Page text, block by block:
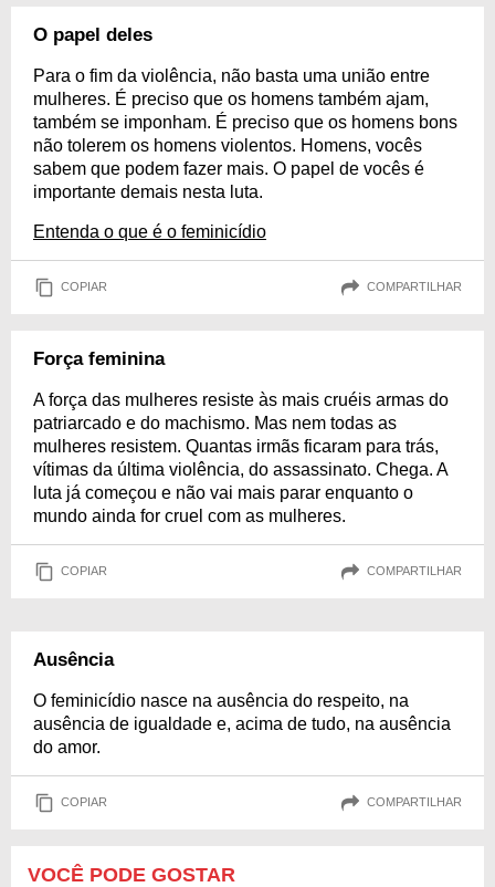
O papel deles
Para o fim da violência, não basta uma união entre
mulheres. É preciso que os homens também ajam,
também se imponham. É preciso que os homens bons
não tolerem os homens violentos. Homens, vocês
sabem que podem fazer mais. O papel de vocês é
importante demais nesta luta.
Entenda o que é o feminicídio
COPIAR COMPARTILHAR
Força feminina
A força das mulheres resiste às mais cruéis armas do
patriarcado e do machismo. Mas nem todas as
mulheres resistem. Quantas irmãs ficaram para trás,
vítimas da última violência, do assassinato. Chega. A
luta já começou e não vai mais parar enquanto o
mundo ainda for cruel com as mulheres.
COPIAR COMPARTILHAR
Ausência
O feminicídio nasce na ausência do respeito, na
ausência de igualdade e, acima de tudo, na ausência
do amor.
COPIAR COMPARTILHAR
VOCÊ PODE GOSTAR